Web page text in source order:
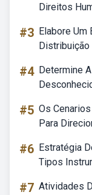
Direitos
#3 Elabore Um
#4 Determine
#5 Os
Para
#6 Estratégia
Tipos
#7 Atividades